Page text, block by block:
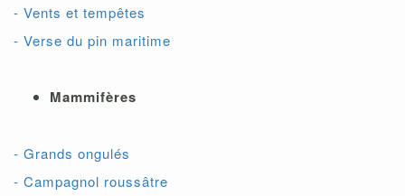
- Vents et tempêtes
- Verse du pin maritime
Mammifères
- Grands ongulés
- Campagnol roussâtre